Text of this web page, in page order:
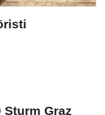
Sturm Graz